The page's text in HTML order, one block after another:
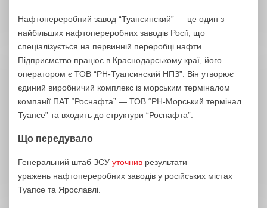
Нафтопереробний завод “Туапсинский” — це один з
найбільших нафтопереробних заводів Росії, що
спеціалізується на первинній переробці нафти.
Підприємство працює в Краснодарському краї, його
оператором є ТОВ “РН-Туапсинский НПЗ”. Він утворює
єдиний виробничий комплекс із морським терміналом
компанії ПАТ “Роснафта” — ТОВ “РН-Морський термінал
Туапсе” та входить до структури “Роснафта”.
Що передувало
Генеральний штаб ЗСУ уточнив результати
уражень нафтопереробних заводів у російських містах
Туапсе та Ярославлі.